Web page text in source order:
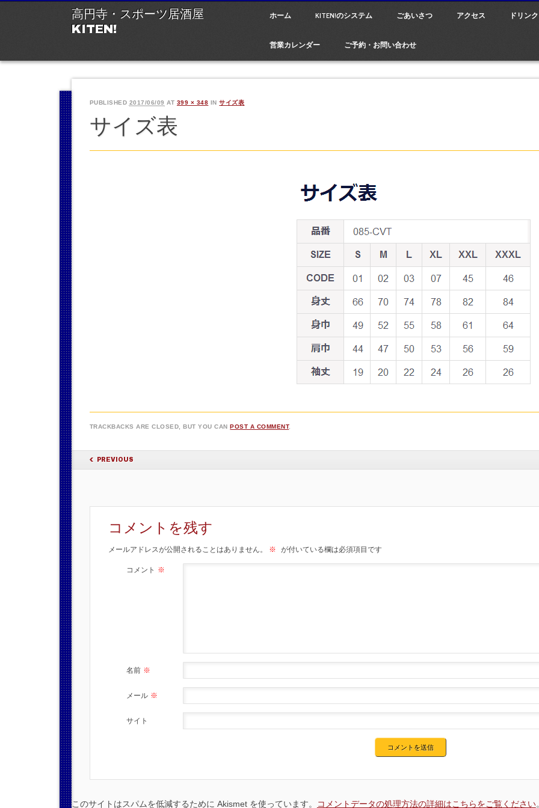
高円寺・スポーツ居酒屋
KITEN!
Main menu
ホーム KITEN!のシステム ごあいさつ アクセス ドリン
営業カレンダー ご予約・お問い合わせ
PUBLISHED 2017/06/09 AT 399 × 348 INサイズ表
サイズ表
TRACKBACKS ARE CLOSED, BUT YOU CANPOST A COMMENT.
PREVIOUS
コメントを残す
メールアドレスが公開されることはありません。 ※ が付いている欄は必須項目です
コメント ※
名前 ※
メール ※
サイト
このサイトはスパムを低減するために Akismet を使っています。 コメントデータの処理方法の詳細はこちらをご覧ください